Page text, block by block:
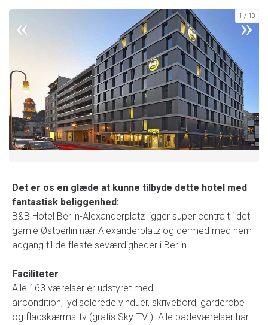
1 10
Det er os en glæde at kunne tilbyde dette hotel med
fantastisk beliggenhed:
B&B Hotel Berlin-Alexanderplatz ligger super centralt i det
gamle Østberlin nær Alexanderplatz og dermed med nem
adgang til de fleste seværdigheder i Berlin.
Faciliteter
Alle 163 værelser er udstyret med
aircondition, lydisolerede vinduer, skrivebord, garderobe
og fladskærms-tv (gratis Sky-TV ). Alle badeværelser har